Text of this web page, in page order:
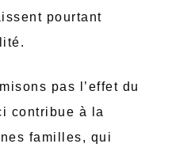
pourtant
pas l’effet du
contribue à la
familles, qui